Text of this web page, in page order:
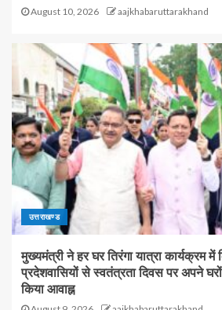
August 10, 2026 aajkhabaruttarakhand
उत्तराखण्ड
मुख्यमंत्री ने हर घर तिरंगा यात्रा कार्यक्रम में
प्रदेशवासियों से स्वतंत्रता दिवस पर अपने
किया आवाह्न